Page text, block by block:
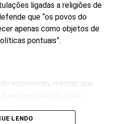
ligadas a religiões de
que “os povos do
apenas como objetos de
pontuais”.
movimento, mesmo que
da articulação.
LENDO